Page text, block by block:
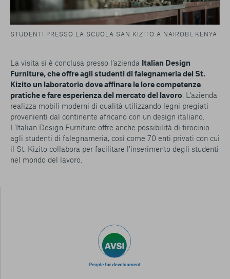
STUDENTI PRESSO LA SCUOLA SAN KIZITO A NAIROBI, KENYA
La visita si è conclusa presso l’azienda Italian Design
Furniture, che offre agli studenti di falegnameria del St.
Kizito un laboratorio dove affinare le lore competenze
pratiche e fare esperienza del mercato del lavoro . L’azienda
realizza mobili moderni di qualità utilizzando legni pregiati
provenienti dal continente africano con un design italiano.
L’Italian Design Furniture offre anche possibilità di tirocinio
agli studenti di falegnameria, così come 70 enti privati con cui
il St. Kizito collabora per facilitare l’inserimento degli studenti
nel mondo del lavoro.